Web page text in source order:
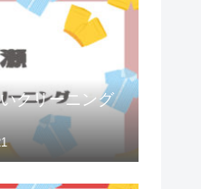
クリーニング